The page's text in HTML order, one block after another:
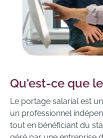
Qu'est-ce que
Le portage salarial est
un professionnel
tout en bénéficiant du